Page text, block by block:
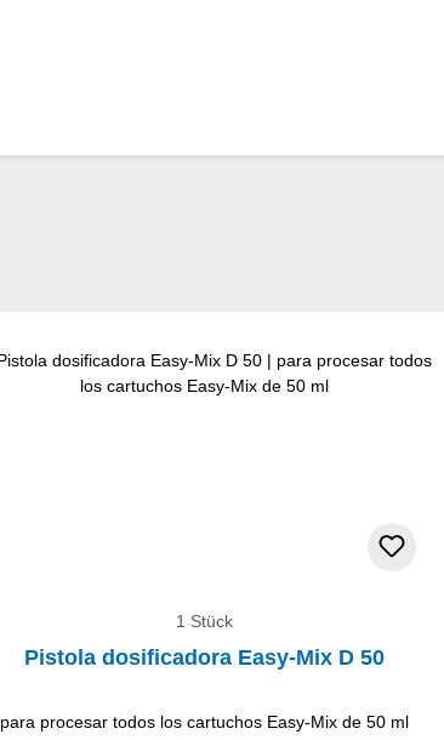
1 Stück
Pistola dosificadora Easy-Mix D 50
para procesar todos los cartuchos Easy-Mix de 50 ml